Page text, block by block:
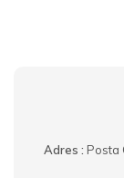
Adres : Posta